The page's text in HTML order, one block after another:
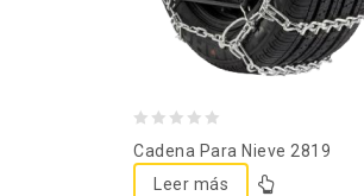
out
Cadena Para Nieve 2819
Leer más